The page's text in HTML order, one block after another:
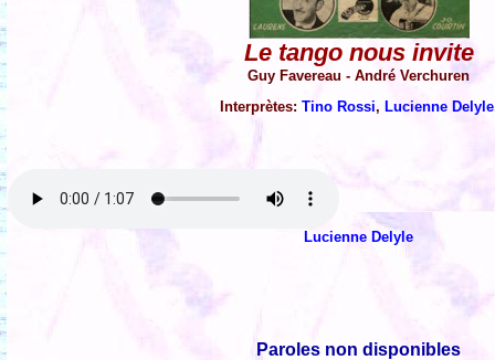
Le tango nous invite
Guy Favereau - André Verchuren
Interprètes: Tino Rossi, Lucienne Delyle
Lucienne Delyle
Paroles non disponibles